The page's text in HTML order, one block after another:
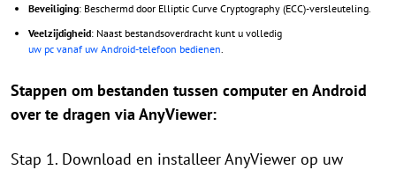
Beveiliging: Beschermd door Elliptic Curve Cryptography (ECC)-versleuteling.
Veelzijdigheid: Naast bestandsoverdracht kunt u volledig
uw pc vanaf uw Android-telefoon bedienen
Stappen om bestanden tussen computer en Android
over te dragen via AnyViewer:
Stap 1. Download en installeer AnyViewer op uw